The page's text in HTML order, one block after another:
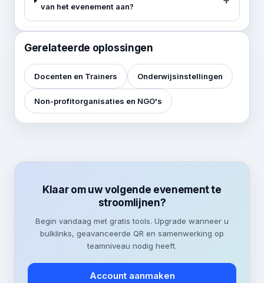
van het evenement aan?
Gerelateerde oplossingen
Docenten en Trainers Onderwijsinstellingen
Non-profitorganisaties en NGO's
Klaar om uw volgende evenement te
stroomlijnen?
Begin vandaag met gratis tools. Upgrade wanneer u
bulklinks, geavanceerde QR en samenwerking op
teamniveau nodig heeft.
Account aanmaken